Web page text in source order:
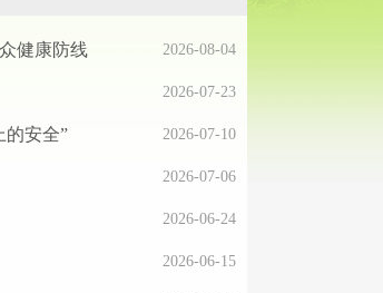
健康防线 2026-08-04
2026-07-23
的安全” 2026-07-10
2026-07-06
2026-06-24
2026-06-15